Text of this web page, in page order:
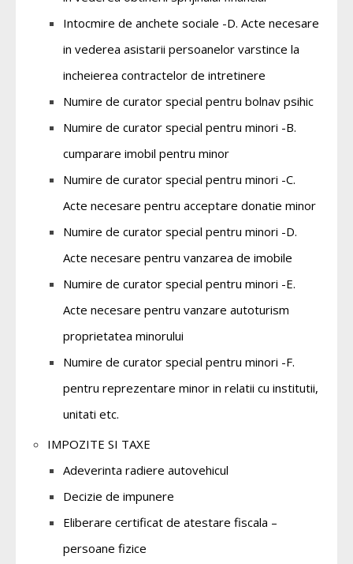
Intocmire de anchete sociale -D. Acte necesare
in vederea asistarii persoanelor varstince la
incheierea contractelor de intretinere
Numire de curator special pentru bolnav psihic
Numire de curator special pentru minori -B.
cumparare imobil pentru minor
Numire de curator special pentru minori -C.
Acte necesare pentru acceptare donatie minor
Numire de curator special pentru minori -D.
Acte necesare pentru vanzarea de imobile
Numire de curator special pentru minori -E.
Acte necesare pentru vanzare autoturism
proprietatea minorului
Numire de curator special pentru minori -F.
pentru reprezentare minor in relatii cu institutii,
unitati etc.
IMPOZITE SI TAXE
Adeverinta radiere autovehicul
Decizie de impunere
Eliberare certificat de atestare fiscala –
persoane fizice